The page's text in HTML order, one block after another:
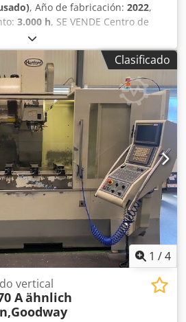
, Año de fabricación: 2022,
3.000 h, SE VENDE Centro de
EC-1600 Estado excepcional –
Esta máquina de
para el mecanizado de piezas
Puesta en marcha en octubre
muy poco y se ha mantenido
normas del fabricante.
- Modelo: EC-1600 (Generación
ejes: X: 1.626 mm | Y: 1.270 mm
de la mesa: 1.626 mm x 914
máxima: 4.536 kg - Husillo: ISO
440 V / 3 fases / 50-60
70.000 € El equipo está listo
su entera disposición para
o para coordinar la
S Dopfx Al Djr BT
TODO TIPO DE EQUIPOS
HERRAMIENTA DE TODO TIPO
Clasificado
1 /4
vertical
Aähnlich